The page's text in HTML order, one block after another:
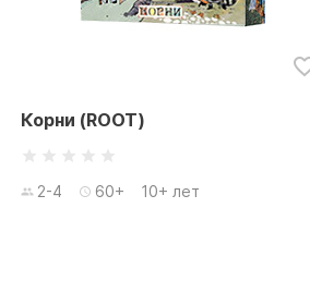
Корни (ROOT)
2-4 60+ 10+ лет